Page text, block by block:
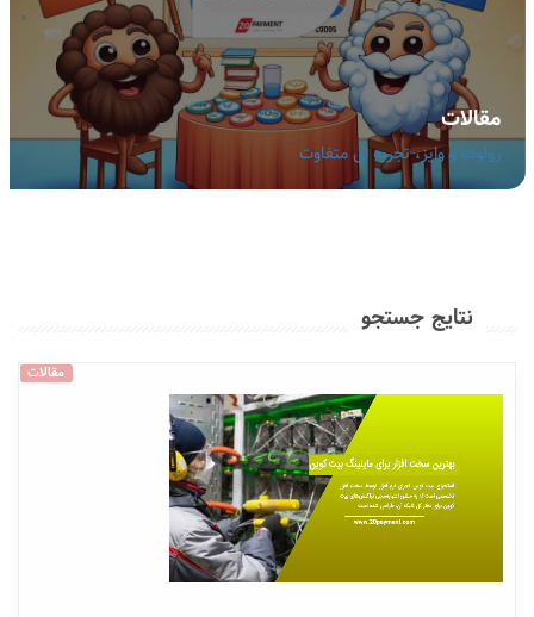
مقالات
رولوت و وایز، تجربه ای متفاوت
نتایج جستجو
مقالات